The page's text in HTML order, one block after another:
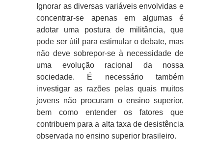
Ignorar as diversas variáveis envolvidas e
concentrar-se apenas em algumas é
adotar uma postura de militância, que
pode ser útil para estimular o debate, mas
não deve sobrepor-se à necessidade de
uma evolução racional da nossa
sociedade. É necessário também
investigar as razões pelas quais muitos
jovens não procuram o ensino superior,
bem como entender os fatores que
contribuem para a alta taxa de desistência
observada no ensino superior brasileiro.